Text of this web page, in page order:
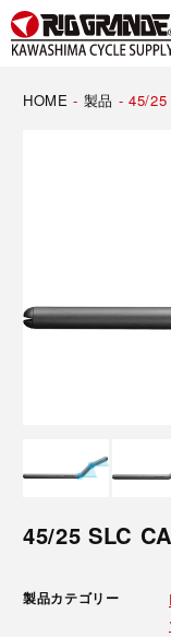
HOME - 製品 -45/25
45/25 SLC
製品カテゴリー